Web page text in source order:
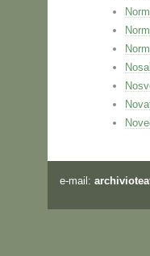
e-mail: